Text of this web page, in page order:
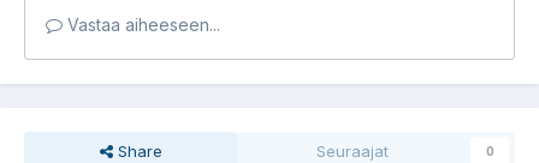
Vastaa aiheeseen...
Share Seuraajat 0